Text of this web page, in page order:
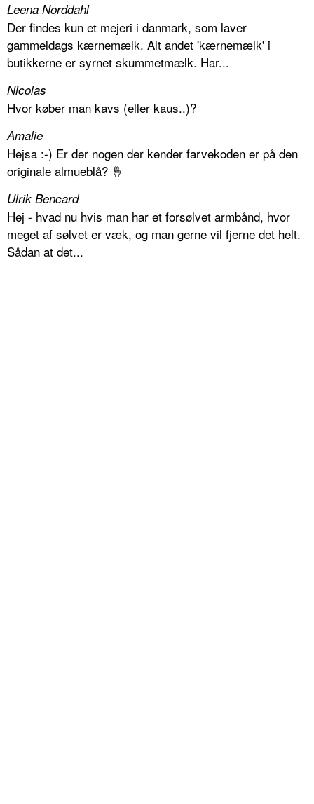
Leena Norddahl
Der findes kun et mejeri i danmark, som laver
gammeldags kærnemælk. Alt andet 'kærnemælk' i
butikkerne er syrnet skummetmælk. Har...
Nicolas
Hvor køber man kavs (eller kaus..)?
Amalie
Hejsa :-) Er der nogen der kender farvekoden er på den
originale almueblå? 🤞
Ulrik Bencard
Hej - hvad nu hvis man har et forsølvet armbånd, hvor
meget af sølvet er væk, og man gerne vil fjerne det helt.
Sådan at det...